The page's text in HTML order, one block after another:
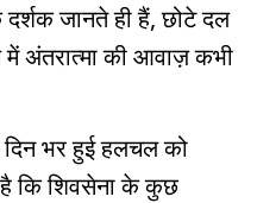
जानते ही हैं, छोटे दल
में अंतरात्मा की आवाज़ कभी
भर हुई हलचल को
कि शिवसेना के कुछ